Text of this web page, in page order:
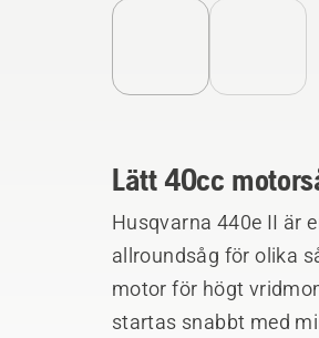
Lätt 40cc
Husqvarna 440e II är
allroundsåg för olika
motor för högt
startas snabbt med